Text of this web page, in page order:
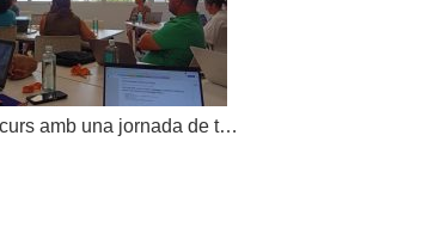
AKOE tanca el curs amb una jornada de treball compartit i dona la benvinguda a una nova cooperativa